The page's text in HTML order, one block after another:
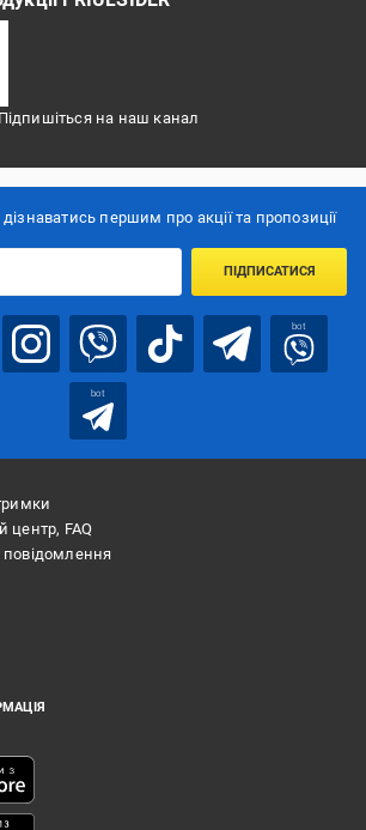
Підпишіться на наш канал
першим про акції та пропозиції
ПІДПИСАТИСЯ
bot
bot
центр, FAQ